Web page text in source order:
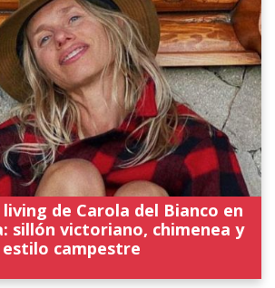
de Carola del Bianco en
sillón victoriano, chimenea y
estilo campestre